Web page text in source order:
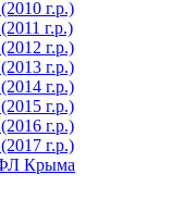
г.р.)
г.р.)
г.р.)
г.р.)
г.р.)
г.р.)
г.р.)
г.р.)
Крыма